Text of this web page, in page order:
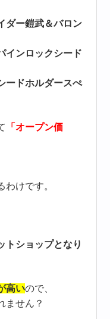
ダー鎧武＆バロン
インロックシード
ードホルダースぺ
「オープン価
けです。
トショップとなり
高いので、
ません？